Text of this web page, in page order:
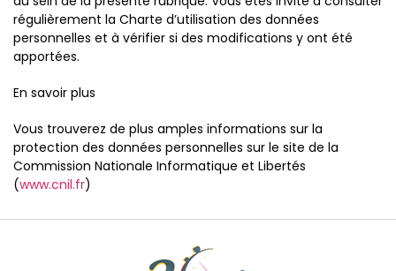
régulièrement la Charte d’utilisation des données
personnelles et à vérifier si des modifications y ont été
apportées.
En savoir plus
Vous trouverez de plus amples informations sur la
protection des données personnelles sur le site de la
Commission Nationale Informatique et Libertés
(www.cnil.fr)